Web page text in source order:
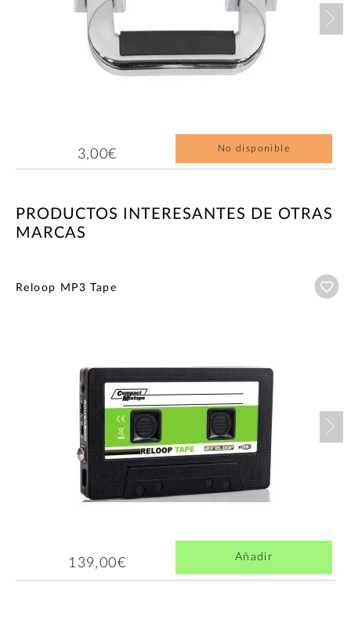
3,00€ No disponible
PRODUCTOS INTERESANTES DE OTRAS
MARCAS
Reloop MP3 Tape
139,00€ Añadir